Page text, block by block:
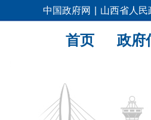
中国政府网 山西省人民
首页 政府